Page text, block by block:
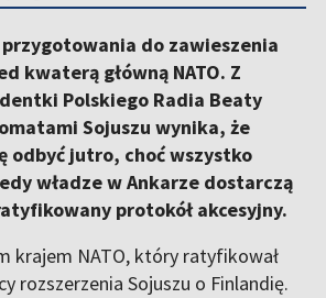
do zawieszenia
kwaterą główną NATO. Z
Polskiego Radia Beaty
Sojuszu wynika, że
odbyć jutro, choć wszystko
władze w Ankarze dostarczą
protokół akcesyjny.
krajem NATO, który ratyfikował
rozszerzenia Sojuszu o Finlandię.